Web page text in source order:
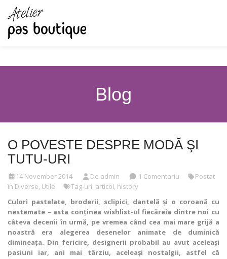
Blog
O POVESTE DESPRE MODĂ ŞI
TUTU-URI
14 November 2014 De admin 1 Comentariu
Postat
în Diverse, Utile Tag-uri: articol, history
Culori pastelate, broderii, sclipici, dantelă și o coroană cu
nestemate – asta conținea wishlist-ul fiecăreia dintre noi cu
câteva decenii în urmă, pe vremea când cea mai mare grijă a
noastră era alegerea desenelor animate de duminică
dimineața. Din fericire, designerii probabil au avut aceleași
pasiuni iar, ani mai târziu, aceleași nostalgii, astfel că